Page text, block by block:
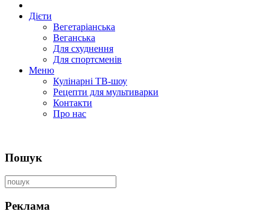
Дієти
Вегетаріанська
Веганська
Для схуднення
Для спортсменів
Меню
Кулінарні ТВ-шоу
Рецепти для мультиварки
Контакти
Про нас
Пошук
Реклама